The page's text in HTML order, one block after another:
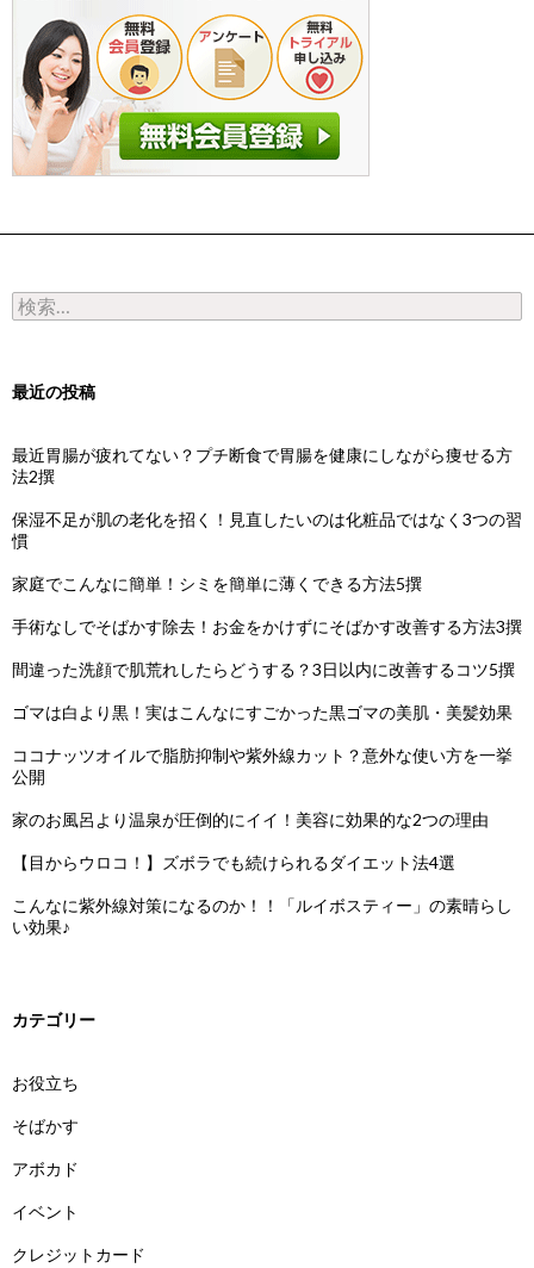
検索:
最近の投稿
最近胃腸が疲れてない？プチ断食で胃腸を健康にしながら痩せる方
法2撰
保湿不足が肌の老化を招く！見直したいのは化粧品ではなく3つの習
慣
家庭でこんなに簡単！シミを簡単に薄くできる方法5撰
手術なしでそばかす除去！お金をかけずにそばかす改善する方法3撰
間違った洗顔で肌荒れしたらどうする？3日以内に改善するコツ5撰
ゴマは白より黒！実はこんなにすごかった黒ゴマの美肌・美髪効果
ココナッツオイルで脂肪抑制や紫外線カット？意外な使い方を一挙
公開
家のお風呂より温泉が圧倒的にイイ！美容に効果的な2つの理由
【目からウロコ！】ズボラでも続けられるダイエット法4選
こんなに紫外線対策になるのか！！「ルイボスティー」の素晴らし
い効果♪
カテゴリー
お役立ち
そばかす
アボカド
イベント
クレジットカード